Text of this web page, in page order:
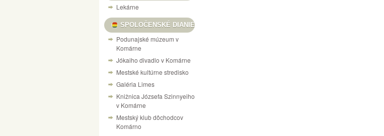
Lekárne
SPOLOČENSKÉ DIANIE
Podunajské múzeum v
Komárne
Jókaiho divadlo v Komárne
Mestské kultúrne stredisko
Galéria Limes
Knižnica Józsefa Szinnyeiho
v Komárne
Mestský klub dôchodcov
Komárno